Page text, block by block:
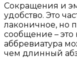
Сокращения и
удобство. Это
лаконичное, но
сообщение –
аббревиатура
чем длинный